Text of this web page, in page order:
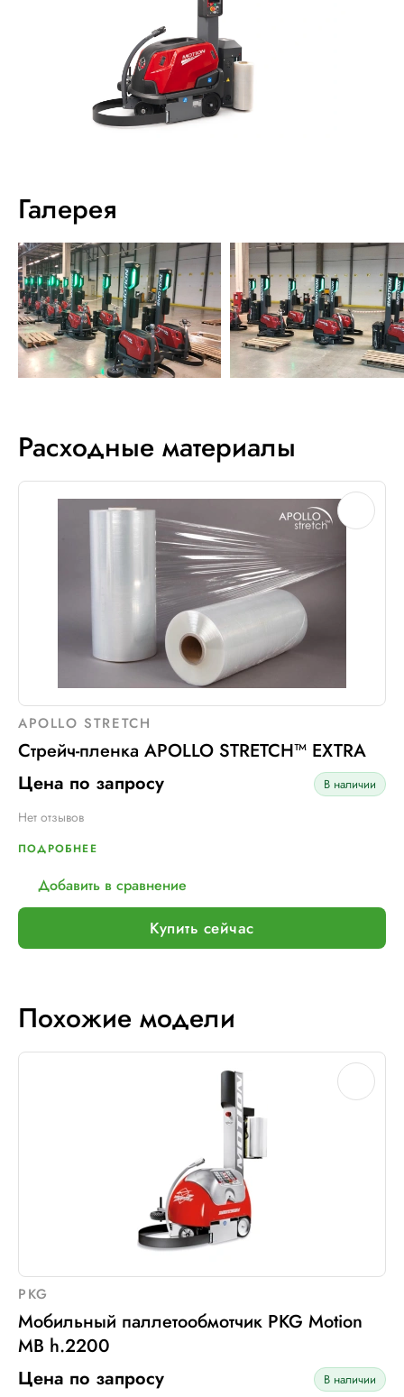
Галерея
Расходные материалы
APOLLO STRETCH
Стрейч-пленка APOLLO STRETCH™ EXTRA
Цена по запросу
В наличии
Нет отзывов
ПОДРОБНЕЕ
Добавить в сравнение
Купить сейчас
Похожие модели
PKG
Мобильный паллетообмотчик PKG Motion
MB h.2200
Цена по запросу
В наличии